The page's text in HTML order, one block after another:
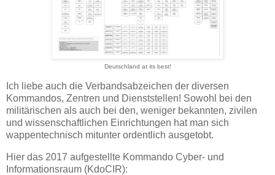
Deutschland at its best!
Ich liebe auch die Verbandsabzeichen der diversen
Kommandos, Zentren und Dienststellen! Sowohl bei den
militärischen als auch bei den, weniger bekannten, zivilen
und wissenschaftlichen Einrichtungen hat man sich
wappentechnisch mitunter ordentlich ausgetobt.
Hier das 2017 aufgestellte Kommando Cyber- und
Informationsraum (KdoCIR):